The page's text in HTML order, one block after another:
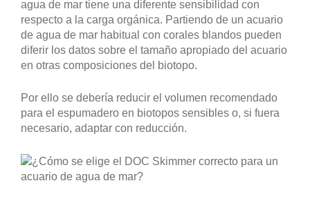
agua de mar tiene una diferente sensibilidad con
respecto a la carga orgánica. Partiendo de un acuario
de agua de mar habitual con corales blandos pueden
diferir los datos sobre el tamaño apropiado del acuario
en otras composiciones del biotopo.
Por ello se debería reducir el volumen recomendado
para el espumadero en biotopos sensibles o, si fuera
necesario, adaptar con reducción.